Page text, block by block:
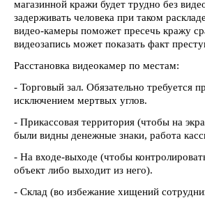
магазинной кражи будет трудно без
задерживать человека при таком
видео-камеры поможет пресечь кражу
видеозапись может показать факт
Расстановка видеокамер по местам:
- Торговый зал. Обязательно требуется
исключением мертвых углов.
- Прикассовая территория (чтобы на
были видны денежные знаки, работа
- На входе-выходе (чтобы
объект либо выходит из него).
- Склад (во избежание хищений